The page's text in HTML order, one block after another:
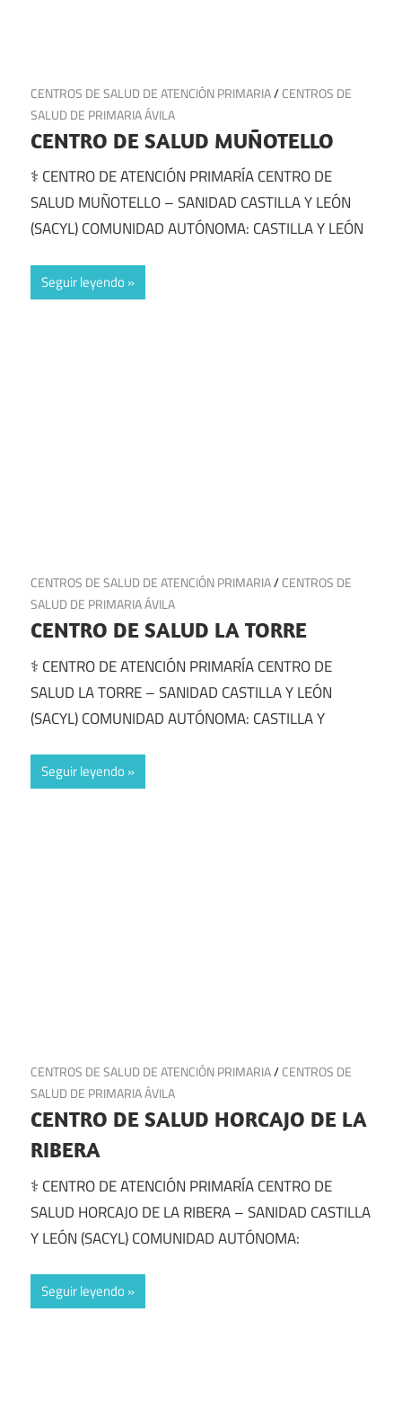
15 de julio de 2025
CENTROS DE SALUD DE ATENCIÓN PRIMARIA/CENTROS DE
SALUD DE PRIMARIA ÁVILA
CENTRO DE SALUD MUÑOTELLO
⚕️ CENTRO DE ATENCIÓN PRIMARÍA CENTRO DE
SALUD MUÑOTELLO – SANIDAD CASTILLA Y LEÓN
(SACYL) COMUNIDAD AUTÓNOMA: CASTILLA Y LEÓN
Seguir leyendo
15 de julio de 2025
CENTROS DE SALUD DE ATENCIÓN PRIMARIA/CENTROS DE
SALUD DE PRIMARIA ÁVILA
CENTRO DE SALUD LA TORRE
⚕️ CENTRO DE ATENCIÓN PRIMARÍA CENTRO DE
SALUD LA TORRE – SANIDAD CASTILLA Y LEÓN
(SACYL) COMUNIDAD AUTÓNOMA: CASTILLA Y
Seguir leyendo
14 de julio de 2025
CENTROS DE SALUD DE ATENCIÓN PRIMARIA/CENTROS DE
SALUD DE PRIMARIA ÁVILA
CENTRO DE SALUD HORCAJO DE LA
RIBERA
⚕️ CENTRO DE ATENCIÓN PRIMARÍA CENTRO DE
SALUD HORCAJO DE LA RIBERA – SANIDAD CASTILLA
Y LEÓN (SACYL) COMUNIDAD AUTÓNOMA:
Seguir leyendo